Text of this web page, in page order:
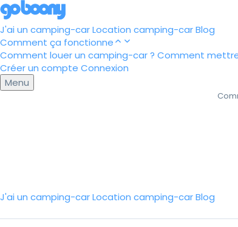
J'ai un camping-carLocation camping-carBlog
Comment ça fonctionne
Comment louer un camping-car ? Comment
Créer un compte Connexion
Menu
J'ai un camping-carLocation camping-carBlog